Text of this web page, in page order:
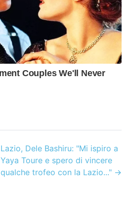
Lazio, Dele Bashiru: "Mi ispiro a
Yaya Toure e spero di vincere
qualche trofeo con la Lazio..."→